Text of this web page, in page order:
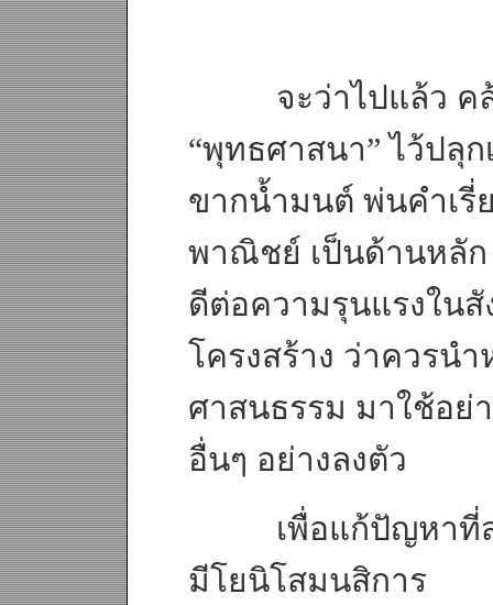
จะว่าไปแล้ว คล้า
“พุทธศาสนา” ไว้ปลุ
ขากน้ำมนต์ พ่นคำเรี่
พาณิชย์ เป็นด้านหลัก
ดีต่อความรุนแรงใน
โครงสร้าง ว่าควรน
ศาสนธรรม มาใช้อย่
อื่นๆ อย่างลงตัว
เพื่อแก้ปัญหาที่สา
มีโยนิโสมนสิการ